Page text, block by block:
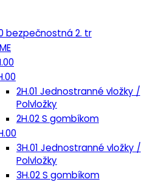
bezpečnostná 2. tr
2H.01 Jednostranné vložky /
Polvložky
2H.02 S gombíkom
3H.01 Jednostranné vložky /
Polvložky
3H.02 S gombíkom